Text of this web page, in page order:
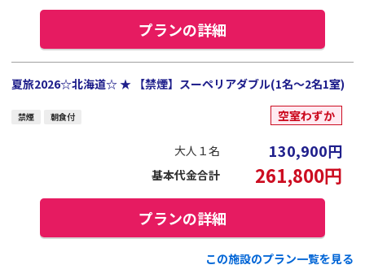
プランの詳細
夏旅2026☆北海道☆ ★ 【禁煙】スーペリアダブル(1名～2名1室)
禁煙 朝食付 空室わずか
大人１名 130,900円
基本代金合計 261,800円
プランの詳細
この施設のプラン一覧を見る